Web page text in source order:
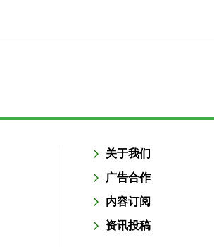
关于我们
广告合作
内容订阅
资讯投稿